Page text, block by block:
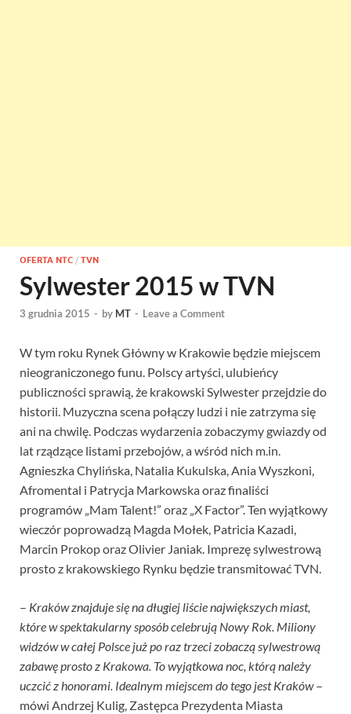
OFERTA NTC / TVN
Sylwester 2015 w TVN
3 grudnia 2015 - by MT - Leave a Comment
W tym roku Rynek Główny w Krakowie będzie miejscem
nieograniczonego funu. Polscy artyści, ulubieńcy
publiczności sprawią, że krakowski Sylwester przejdzie do
historii. Muzyczna scena połączy ludzi i nie zatrzyma się
ani na chwilę. Podczas wydarzenia zobaczymy gwiazdy od
lat rządzące listami przebojów, a wśród nich m.in.
Agnieszka Chylińska, Natalia Kukulska, Ania Wyszkoni,
Afromental i Patrycja Markowska oraz finaliści
programów „Mam Talent!” oraz „X Factor”. Ten wyjątkowy
wieczór poprowadzą Magda Mołek, Patricia Kazadi,
Marcin Prokop oraz Olivier Janiak. Imprezę sylwestrową
prosto z krakowskiego Rynku będzie transmitować TVN.
– Kraków znajduje się na długiej liście największych miast,
które w spektakularny sposób celebrują Nowy Rok. Miliony
widzów w całej Polsce już po raz trzeci zobaczą sylwestrową
zabawę prosto z Krakowa. To wyjątkowa noc, którą należy
uczcić z honorami. Idealnym miejscem do tego jest Kraków–
mówi Andrzej Kulig, Zastępca Prezydenta Miasta